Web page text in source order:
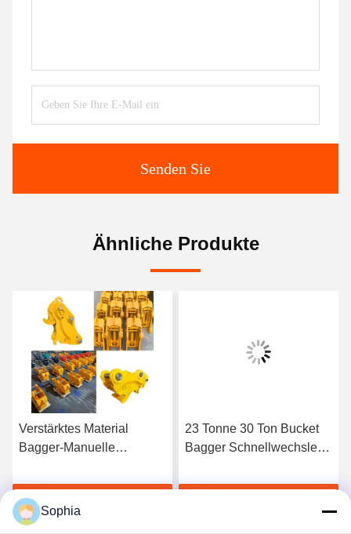
Senden Sie
Ähnliche Produkte
Verstärktes Material
Bagger-Manuelle
Q345B Q35B
Erhalten Sie besten Preis
23 Tonne 30 Ton Bucket
Bagger Schnellwechsler
Sophia